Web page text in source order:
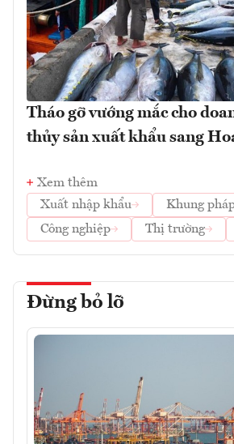
Tháo gỡ vướng mắc cho
thủy sản xuất khẩu sang
Xem thêm
Xuất nhập khẩu
Khung
Công nghiệp
Thị trường
Đừng bỏ lỡ